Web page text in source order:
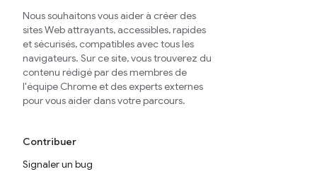
Nous souhaitons vous aider à créer des
sites Web attrayants, accessibles, rapides
et sécurisés, compatibles avec tous les
navigateurs. Sur ce site, vous trouverez du
contenu rédigé par des membres de
l'équipe Chrome et des experts externes
pour vous aider dans votre parcours.
Contribuer
Signaler un bug